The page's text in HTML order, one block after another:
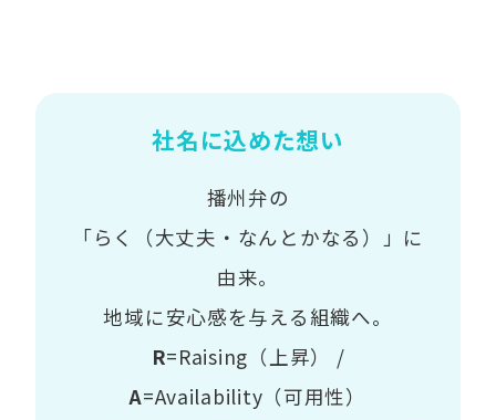
社名に込めた想い
播州弁の
「らく（大丈夫・なんとかなる）」に
由来。
地域に安心感を与える組織へ。
R=Raising（上昇） /
A=Availability（可用性）